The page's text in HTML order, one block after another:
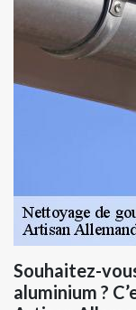
Souhaitez-
aluminium ?